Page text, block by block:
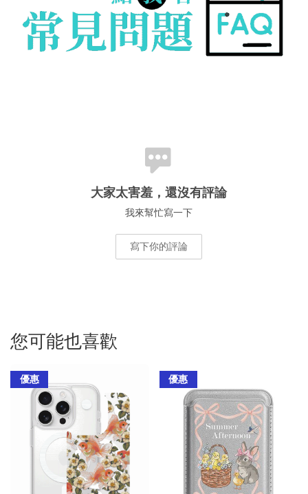
大家太害羞，還沒有評論
我來幫忙寫一下
寫下你的評論
您可能也喜歡
優惠 優惠